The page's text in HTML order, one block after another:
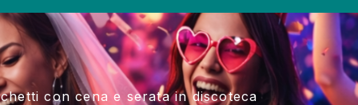
con cena e serata in discoteca